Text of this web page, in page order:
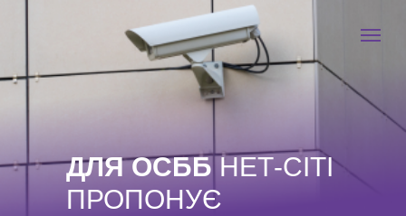
ДЛЯ ОСББНЕТ-СІТІ
ПРОПОНУЄ